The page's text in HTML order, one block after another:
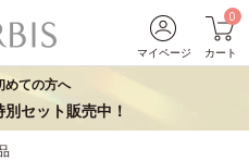
マイページ
0
カート
めての方へ
セット販売中！